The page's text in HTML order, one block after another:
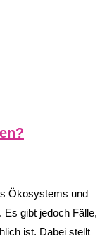
Ökosystems und
Es gibt jedoch Fälle,
ist. Dabei stellt